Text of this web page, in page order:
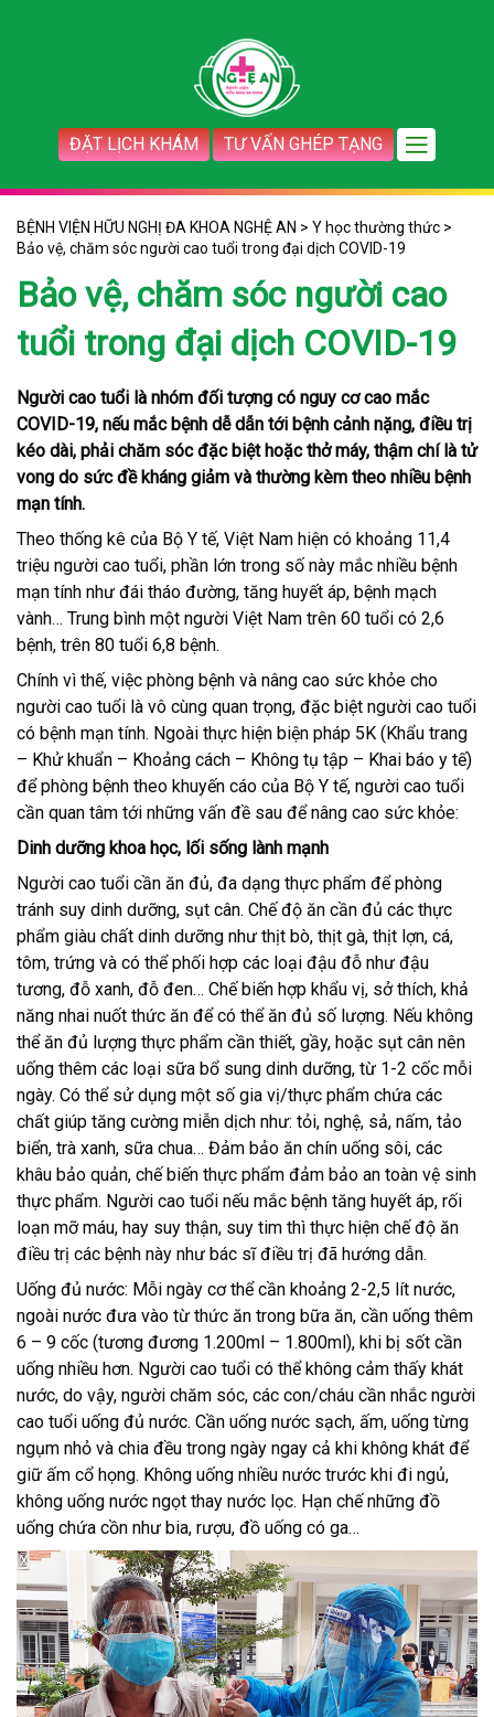
ĐẶT LỊCH KHÁM TƯ VẤN GHÉP TẠNG
BỆNH VIỆN HỮU NGHỊ ĐA KHOA NGHỆ AN > Y học thường thức >
Bảo vệ, chăm sóc người cao tuổi trong đại dịch COVID-19
Bảo vệ, chăm sóc người cao
tuổi trong đại dịch COVID-19
Người cao tuổi là nhóm đối tượng có nguy cơ cao mắc
COVID-19, nếu mắc bệnh dễ dẫn tới bệnh cảnh nặng, điều trị
kéo dài, phải chăm sóc đặc biệt hoặc thở máy, thậm chí là tử
vong do sức đề kháng giảm và thường kèm theo nhiều bệnh
mạn tính.
Theo thống kê của Bộ Y tế, Việt Nam hiện có khoảng 11,4
triệu người cao tuổi, phần lớn trong số này mắc nhiều bệnh
mạn tính như đái tháo đường, tăng huyết áp, bệnh mạch
vành… Trung bình một người Việt Nam trên 60 tuổi có 2,6
bệnh, trên 80 tuổi 6,8 bệnh.
Chính vì thế, việc phòng bệnh và nâng cao sức khỏe cho
người cao tuổi là vô cùng quan trọng, đặc biệt người cao tuổi
có bệnh mạn tính. Ngoài thực hiện biện pháp 5K (Khẩu trang
– Khử khuẩn – Khoảng cách – Không tụ tập – Khai báo y tế)
để phòng bệnh theo khuyến cáo của Bộ Y tế, người cao tuổi
cần quan tâm tới những vấn đề sau để nâng cao sức khỏe:
Dinh dưỡng khoa học, lối sống lành mạnh
Người cao tuổi cần ăn đủ, đa dạng thực phẩm để phòng
tránh suy dinh dưỡng, sụt cân. Chế độ ăn cần đủ các thực
phẩm giàu chất dinh dưỡng như thịt bò, thịt gà, thịt lợn, cá,
tôm, trứng và có thể phối hợp các loại đậu đỗ như đậu
tương, đỗ xanh, đỗ đen… Chế biến hợp khẩu vị, sở thích, khả
năng nhai nuốt thức ăn để có thể ăn đủ số lượng. Nếu không
thể ăn đủ lượng thực phẩm cần thiết, gầy, hoặc sụt cân nên
uống thêm các loại sữa bổ sung dinh dưỡng, từ 1-2 cốc mỗi
ngày. Có thể sử dụng một số gia vị/thực phẩm chứa các
chất giúp tăng cường miễn dịch như: tỏi, nghệ, sả, nấm, tảo
biển, trà xanh, sữa chua… Đảm bảo ăn chín uống sôi, các
khâu bảo quản, chế biến thực phẩm đảm bảo an toàn vệ sinh
thực phẩm. Người cao tuổi nếu mắc bệnh tăng huyết áp, rối
loạn mỡ máu, hay suy thận, suy tim thì thực hiện chế độ ăn
điều trị các bệnh này như bác sĩ điều trị đã hướng dẫn.
Uống đủ nước: Mỗi ngày cơ thể cần khoảng 2-2,5 lít nước,
ngoài nước đưa vào từ thức ăn trong bữa ăn, cần uống thêm
6 – 9 cốc (tương đương 1.200ml – 1.800ml), khi bị sốt cần
uống nhiều hơn. Người cao tuổi có thể không cảm thấy khát
nước, do vậy, người chăm sóc, các con/cháu cần nhắc người
cao tuổi uống đủ nước. Cần uống nước sạch, ấm, uống từng
ngụm nhỏ và chia đều trong ngày ngay cả khi không khát để
giữ ấm cổ họng. Không uống nhiều nước trước khi đi ngủ,
không uống nước ngọt thay nước lọc. Hạn chế những đồ
uống chứa cồn như bia, rượu, đồ uống có ga…